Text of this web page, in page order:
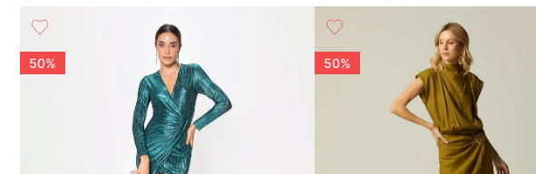
50% 50%